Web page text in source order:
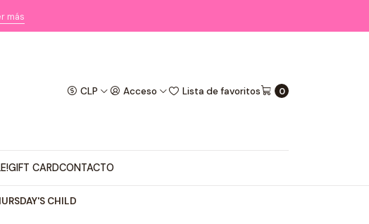
CLP Acceso Lista de favoritos 0
GIFT CARDCONTACTO
más
CHILD